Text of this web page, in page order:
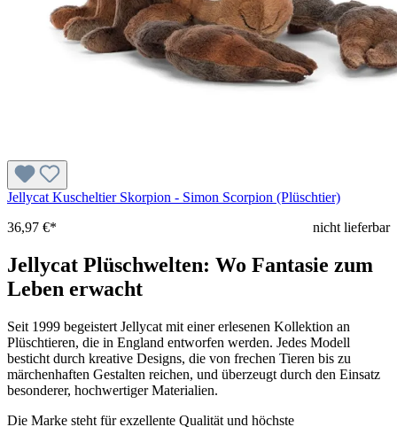
Jellycat Kuscheltier Skorpion - Simon Scorpion (Plüschtier)
nicht lieferbar
36,97 €*
Jellycat Plüschwelten: Wo Fantasie zum
Leben erwacht
Seit 1999 begeistert Jellycat mit einer erlesenen Kollektion an
Plüschtieren, die in England entworfen werden. Jedes Modell
besticht durch kreative Designs, die von frechen Tieren bis zu
märchenhaften Gestalten reichen, und überzeugt durch den Einsatz
besonderer, hochwertiger Materialien.
Die Marke steht für exzellente Qualität und höchste